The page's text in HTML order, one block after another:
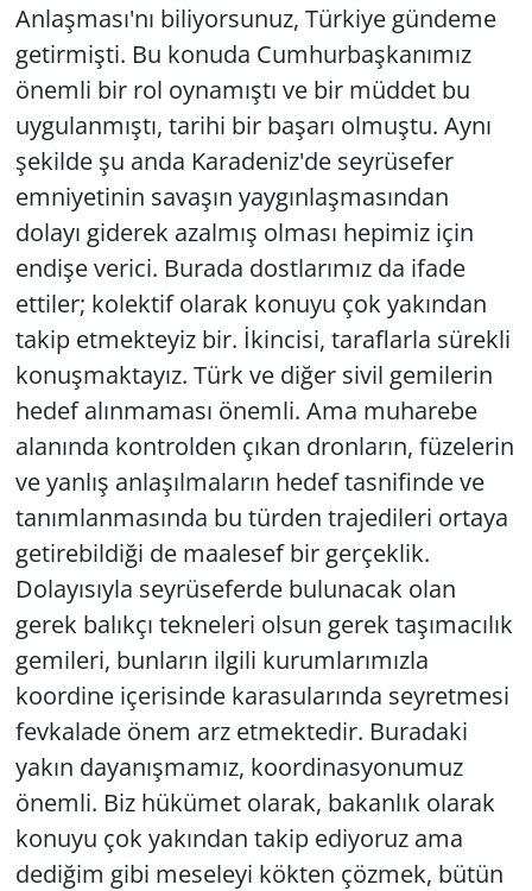
Anlaşması'nı biliyorsunuz, Türkiye gündeme
getirmişti. Bu konuda Cumhurbaşkanımız
önemli bir rol oynamıştı ve bir müddet bu
uygulanmıştı, tarihi bir başarı olmuştu. Aynı
şekilde şu anda Karadeniz'de seyrüsefer
emniyetinin savaşın yaygınlaşmasından
dolayı giderek azalmış olması hepimiz için
endişe verici. Burada dostlarımız da ifade
ettiler; kolektif olarak konuyu çok yakından
takip etmekteyiz bir. İkincisi, taraflarla sürekli
konuşmaktayız. Türk ve diğer sivil gemilerin
hedef alınmaması önemli. Ama muharebe
alanında kontrolden çıkan dronların, füzelerin
ve yanlış anlaşılmaların hedef tasnifinde ve
tanımlanmasında bu türden trajedileri ortaya
getirebildiği de maalesef bir gerçeklik.
Dolayısıyla seyrüseferde bulunacak olan
gerek balıkçı tekneleri olsun gerek taşımacılık
gemileri, bunların ilgili kurumlarımızla
koordine içerisinde karasularında seyretmesi
fevkalade önem arz etmektedir. Buradaki
yakın dayanışmamız, koordinasyonumuz
önemli. Biz hükümet olarak, bakanlık olarak
konuyu çok yakından takip ediyoruz ama
dediğim gibi meseleyi kökten çözmek, bütün